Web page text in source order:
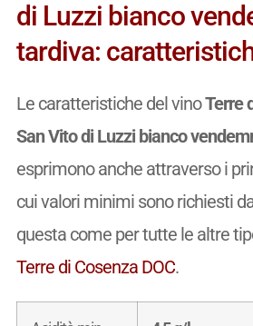
di Luzzi bianco
tardiva:
Le caratteristiche del vinoTerre
San Vito di Luzzi bianco
esprimono anche attraverso i
cui valori minimi sono richiesti
questa come per tutte le altre
Terre di Cosenza DOC.